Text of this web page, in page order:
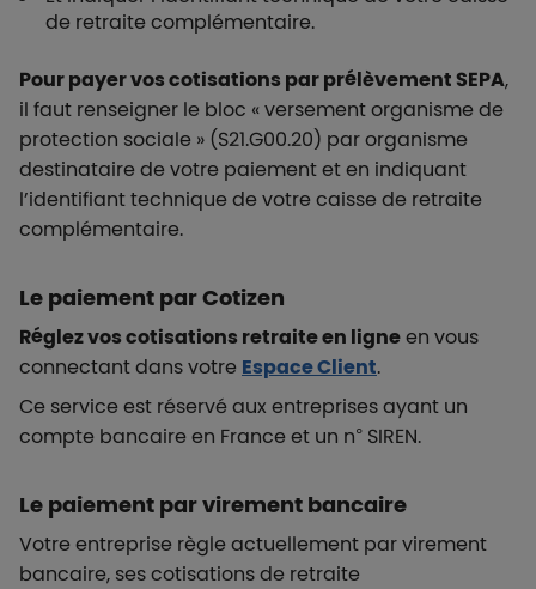
de retraite complémentaire.
Pour payer vos cotisations par prélèvement SEPA,
il faut renseigner le bloc « versement organisme de
protection sociale » (S21.G00.20) par organisme
destinataire de votre paiement et en indiquant
l’identifiant technique de votre caisse de retraite
complémentaire.
Le paiement par Cotizen
Réglez vos cotisations retraite en ligneen vous
connectant dans votre Espace Client.
Ce service est réservé aux entreprises ayant un
compte bancaire en France et un n° SIREN.
Le paiement par virement bancaire
Votre entreprise règle actuellement par virement
bancaire, ses cotisations de retraite